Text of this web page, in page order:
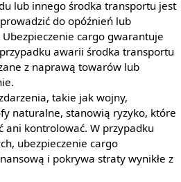
lub innego środka transportu jest
do opóźnień lub
cargo gwarantuje
awarii środka transportu
z naprawą towarów lub
takie jak wojny,
naturalne, stanowią ryzyko, które
ani kontrolować. W przypadku
ubezpieczenie cargo
i pokrywa straty wynikłe z